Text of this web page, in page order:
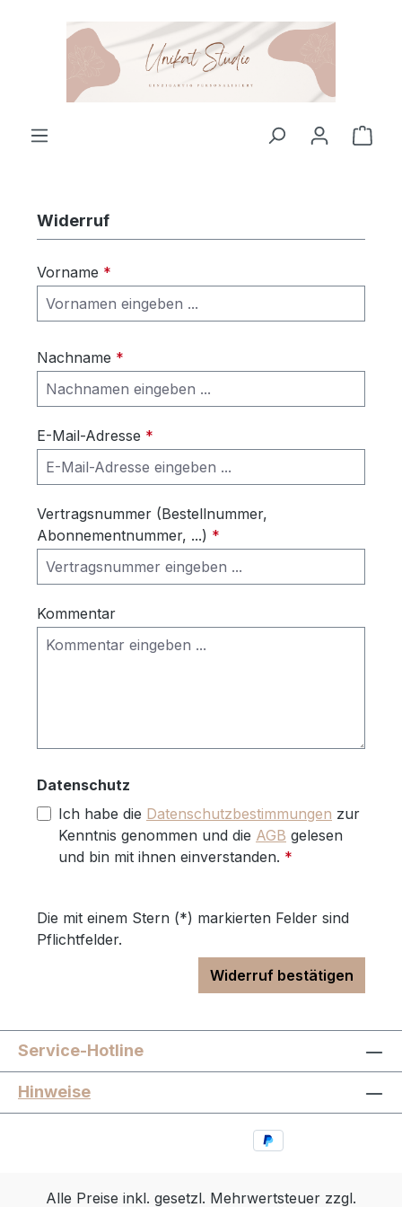
Zum Hauptinhalt springen
Widerruf
Vorname *
Nachname *
E-Mail-Adresse *
Vertragsnummer (Bestellnummer,
Abonnementnummer, ...) *
Kommentar
Datenschutz
Ich habe die Datenschutzbestimmungen zur
Kenntnis genommen und die AGB gelesen
und bin mit ihnen einverstanden. *
Die mit einem Stern (*) markierten Felder sind
Pflichtfelder.
Widerruf bestätigen
Service-Hotline
Hinweise
Alle Preise inkl. gesetzl. Mehrwertsteuer zzgl.